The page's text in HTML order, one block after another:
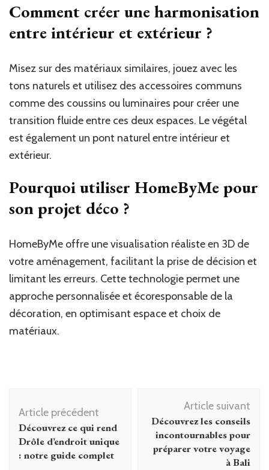
Comment créer une harmonisation
entre intérieur et extérieur ?
Misez sur des matériaux similaires, jouez avec les
tons naturels et utilisez des accessoires communs
comme des coussins ou luminaires pour créer une
transition fluide entre ces deux espaces. Le végétal
est également un pont naturel entre intérieur et
extérieur.
Pourquoi utiliser HomeByMe pour
son projet déco ?
HomeByMe offre une visualisation réaliste en 3D de
votre aménagement, facilitant la prise de décision et
limitant les erreurs. Cette technologie permet une
approche personnalisée et écoresponsable de la
décoration, en optimisant espace et choix de
matériaux.
d'article
Article précédent
Découvrez ce qui rend
Drôle d’endroit unique
: notre guide complet
Article suivant
Découvrez les conseils
incontournables pour
préparer votre voyage
à Bali